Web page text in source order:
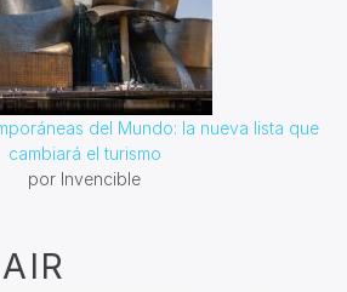
del Mundo: la nueva lista que
cambiará el turismo
por Invencible